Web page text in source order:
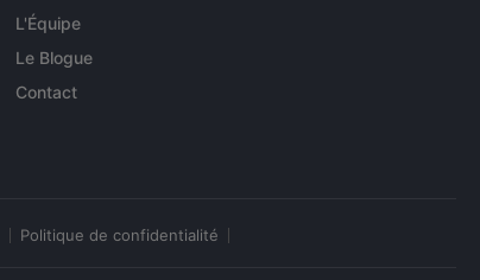
L'Équipe
Le Blogue
Contact
Politique de confidentialité